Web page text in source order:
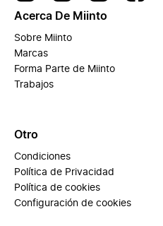
Acerca De Miinto
Sobre Miinto
Marcas
Forma Parte de Miinto
Trabajos
Otro
Condiciones
Política de Privacidad
Política de cookies
Configuración de cookies